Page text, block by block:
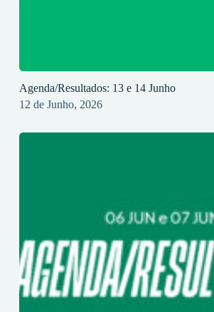
Agenda/Resultados: 13 e 14 Junho
12 de Junho, 2026